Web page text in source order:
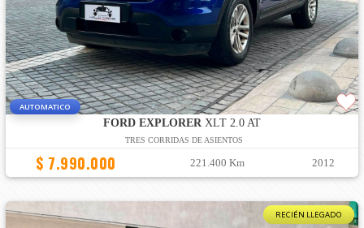
AUTOMATICO
FORD EXPLORERXLT 2.0 AT
TRES CORRIDAS DE ASIENTOS
$ 7.990.000 221.400 Km 2012
RECIÉN LLEGADO